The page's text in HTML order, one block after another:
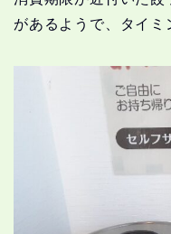
があるようで、タイミ